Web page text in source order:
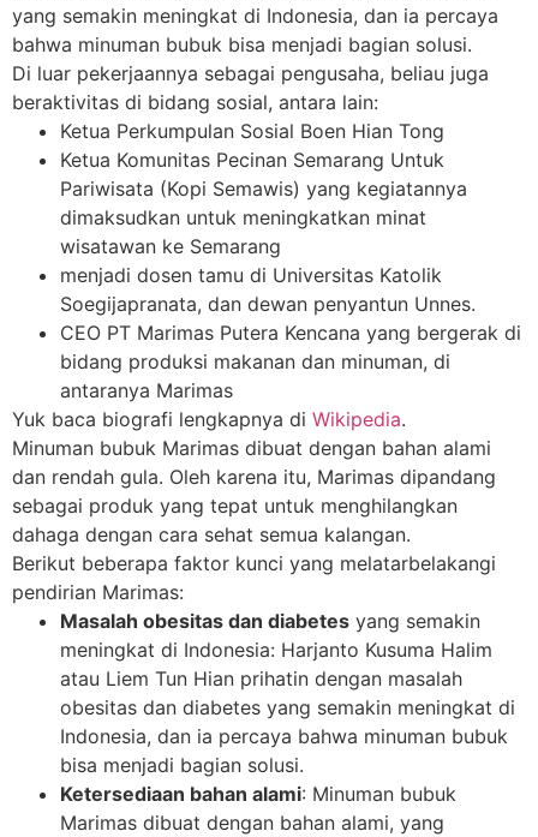
yang semakin meningkat di Indonesia, dan ia percaya
bahwa minuman bubuk bisa menjadi bagian solusi.
Di luar pekerjaannya sebagai pengusaha, beliau juga
beraktivitas di bidang sosial, antara lain:
Ketua Perkumpulan Sosial Boen Hian Tong
Ketua Komunitas Pecinan Semarang Untuk
Pariwisata (Kopi Semawis) yang kegiatannya
dimaksudkan untuk meningkatkan minat
wisatawan ke Semarang
menjadi dosen tamu di Universitas Katolik
Soegijapranata, dan dewan penyantun Unnes.
CEO PT Marimas Putera Kencana yang bergerak di
bidang produksi makanan dan minuman, di
antaranya Marimas
Yuk baca biografi lengkapnya di Wikipedia.
Minuman bubuk Marimas dibuat dengan bahan alami
dan rendah gula. Oleh karena itu, Marimas dipandang
sebagai produk yang tepat untuk menghilangkan
dahaga dengan cara sehat semua kalangan.
Berikut beberapa faktor kunci yang melatarbelakangi
pendirian Marimas:
Masalah obesitas dan diabetes yang semakin
meningkat di Indonesia: Harjanto Kusuma Halim
atau Liem Tun Hian prihatin dengan masalah
obesitas dan diabetes yang semakin meningkat di
Indonesia, dan ia percaya bahwa minuman bubuk
bisa menjadi bagian solusi.
Ketersediaan bahan alami: Minuman bubuk
Marimas dibuat dengan bahan alami, yang